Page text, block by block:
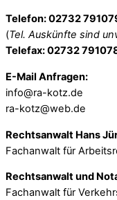
Telefon: 02732
(Tel. Auskünfte sind
Telefax: 02732
E-Mail Anfragen:
info@ra-kotz.de
ra-kotz@web.de
Rechtsanwalt Hans
Fachanwalt für
Rechtsanwalt und
Fachanwalt für